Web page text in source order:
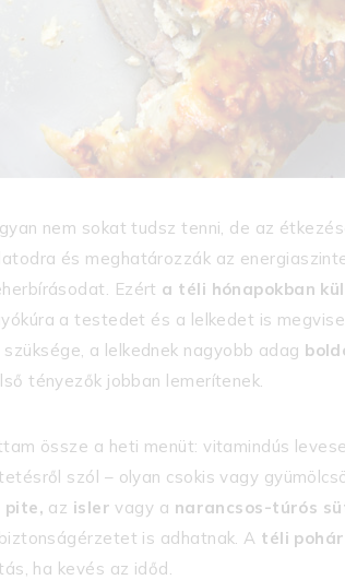
nem sokat tudsz tenni, de az
és meghatározzák az
Ezért a téli hónapokban
a testedet és a lelkedet is
szüksége, a lelkednek nagyobb adag
tényezők jobban lemerítenek.
össze a heti menüt: vitamindús
szól – olyan csokis vagy
pite, az isler vagy a narancsos-túrós
is adhatnak. A téli
ha kevés az időd.